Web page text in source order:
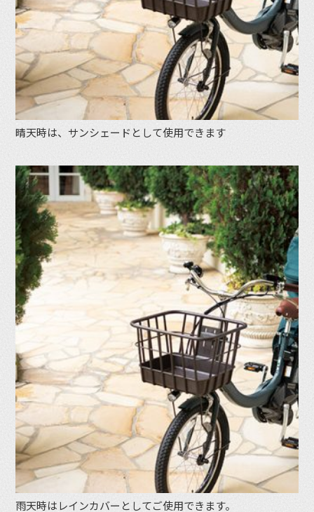
晴天時は、サンシェードとして使用できます
雨天時はレインカバーとしてご使用できます。